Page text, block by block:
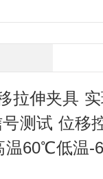
拉伸夹具
测试 位移
60℃低温-